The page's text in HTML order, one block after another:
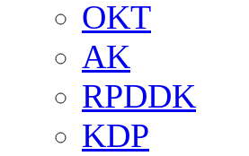
OKT
AK
RPDDK
KDP